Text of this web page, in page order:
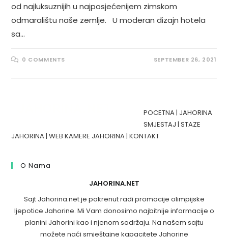
od najluksuznijih u najposjećenijem zimskom
odmaralištu naše zemlje. U moderan dizajn hotela
sa…
0 COMMENTS SEPTEMBER 26, 2021
POCETNA | JAHORINA
SMJESTAJ |STAZE
JAHORINA |WEB KAMERE JAHORINA |KONTAKT
O Nama
JAHORINA.NET
Sajt Jahorina.net je pokrenut radi promocije olimpijske
ljepotice Jahorine. Mi Vam donosimo najbitnije informacije o
planini Jahorini kao i njenom sadržaju. Na našem sajtu
možete naći smještajne kapacitete Jahorine